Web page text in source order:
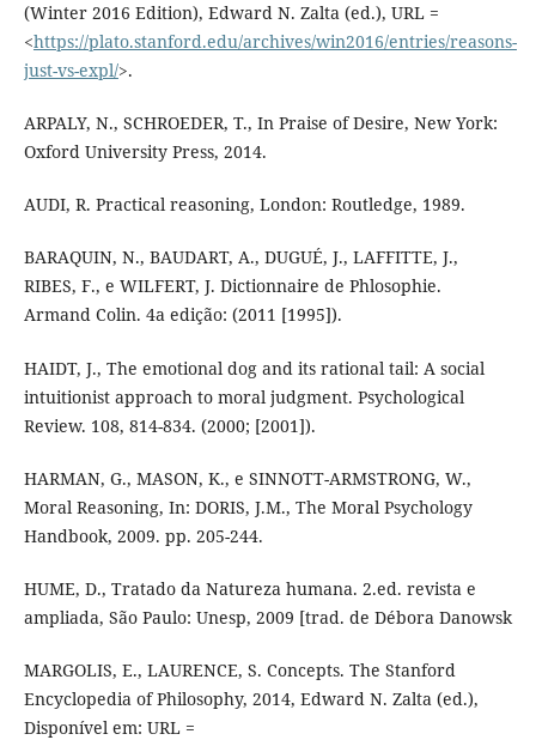
(Winter 2016 Edition), Edward N. Zalta (ed.), URL =
<https://plato.stanford.edu/archives/win2016/entries/reasons-
just-vs-expl/>.
ARPALY, N., SCHROEDER, T., In Praise of Desire, New York:
Oxford University Press, 2014.
AUDI, R. Practical reasoning, London: Routledge, 1989.
BARAQUIN, N., BAUDART, A., DUGUÉ, J., LAFFITTE, J.,
RIBES, F., e WILFERT, J. Dictionnaire de Phlosophie.
Armand Colin. 4a edição: (2011 [1995]).
HAIDT, J., The emotional dog and its rational tail: A social
intuitionist approach to moral judgment. Psychological
Review. 108, 814-834. (2000; [2001]).
HARMAN, G., MASON, K., e SINNOTT-ARMSTRONG, W.,
Moral Reasoning, In: DORIS, J.M., The Moral Psychology
Handbook, 2009. pp. 205-244.
HUME, D., Tratado da Natureza humana. 2.ed. revista e
ampliada, São Paulo: Unesp, 2009 [trad. de Débora Danowsk
MARGOLIS, E., LAURENCE, S. Concepts. The Stanford
Encyclopedia of Philosophy, 2014, Edward N. Zalta (ed.),
Disponível em: URL =